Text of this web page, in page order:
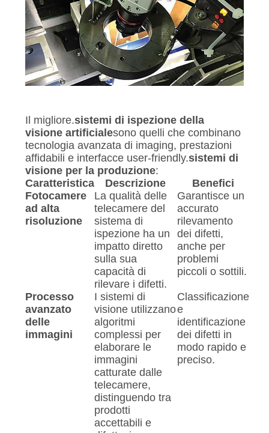
Il migliore.sistemi di ispezione della
visione artificialesono quelli che combinano
tecnologia avanzata di imaging, prestazioni
affidabili e interfacce user-friendly.sistemi di
visione per la produzione:
Caratteristica
Descrizione
Benefici
Fotocamere
ad alta
risoluzione
La qualità delle
telecamere del
sistema di
ispezione ha un
impatto diretto
sulla sua
capacità di
rilevare i difetti.
Garantisce un
accurato
rilevamento
dei difetti,
anche per
problemi
piccoli o sottili.
Processo
avanzato
delle
immagini
I sistemi di
visione utilizzano
algoritmi
complessi per
elaborare le
immagini
catturate dalle
telecamere,
distinguendo tra
prodotti
accettabili e
Classificazione
e
identificazione
dei difetti in
modo rapido e
preciso.